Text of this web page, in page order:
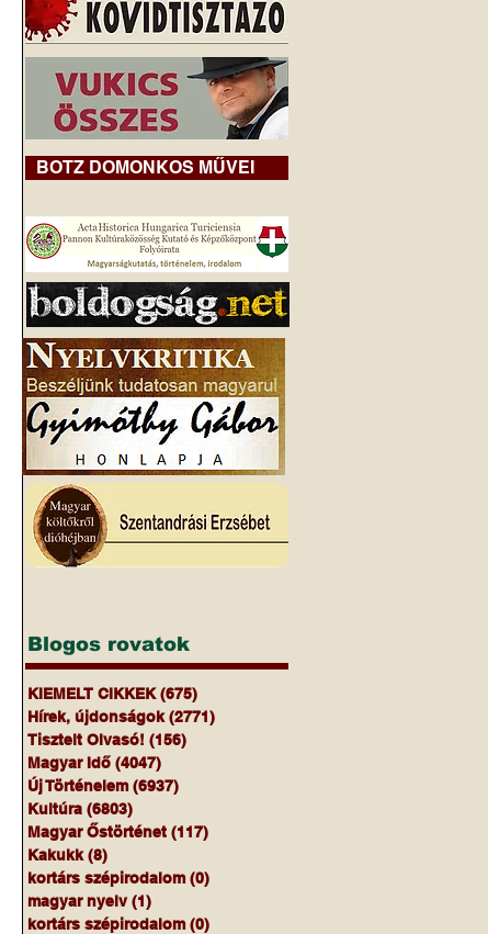
BOTZ DOMONKOS MŰVEI
Blogos rovatok
KIEMELT CIKKEK (675)
Hírek, újdonságok (2771)
Tisztelt Olvasó! (156)
Magyar Idő (4047)
Új Történelem (6937)
Kultúra (6803)
Magyar Őstörténet (117)
Kakukk (8)
kortárs szépirodalom (0)
magyar nyelv (1)
kortárs szépirodalom (0)